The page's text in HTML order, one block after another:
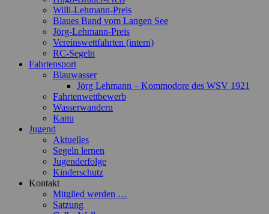
Willi-Lehmann-Preis
Blaues Band vom Langen See
Jörg-Lehmann-Preis
Vereinswettfahrten (intern)
RC-Segeln
Fahrtensport
Blauwasser
Jörg Lehmann – Kommodore des WSV 1921
Fahrtenwettbewerb
Wasserwandern
Kanu
Jugend
Aktuelles
Segeln lernen
Jugenderfolge
Kinderschutz
Kontakt
Mitglied werden …
Satzung